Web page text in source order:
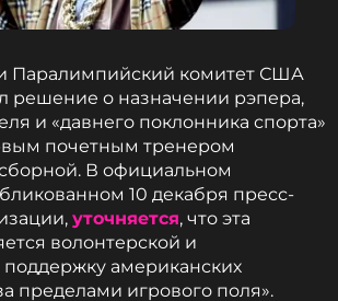
Паралимпийский комитет США
решение о назначении рэпера,
и «давнего поклонника спорта»
почетным тренером
В официальном
10 декабря пресс-
уточняется, что эта
волонтерской и
поддержку американских
пределами игрового поля».